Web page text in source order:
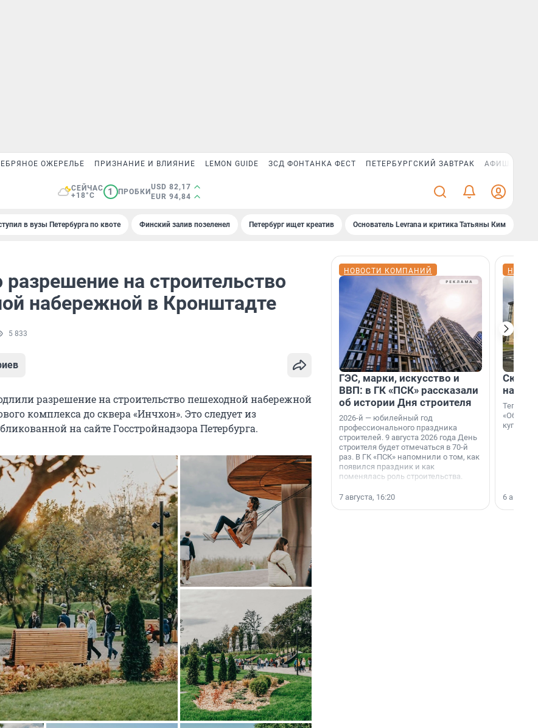
ОЖЕРЕЛЬЕ ПРИЗНАНИЕ И ВЛИЯНИЕ LEMON GUIDE ЗСД ФОНТАНКА ФЕСТ ПЕТЕРБУРГСКИЙ ЗАВТРАК АФИША PLUS
СЕЙЧАС
+18°C
1 ПРОБКИ
USD 82,17
EUR 94,84
в вузы Петербурга по квоте Финский залив позеленел Петербург ищет креатив Основатель Levrana и критика Татьяны Ким
на строительство
набережной в Кронштадте
5 833
разрешение на строительство пешеходной набережной
комплекса до сквера «Инчхон». Это следует из
на сайте Госстройнадзора Петербурга.
НОВОСТИ КОМПАНИЙ
ГЭС, марки, искусство и
ВВП: в ГК «ПСК» рассказали
об истории Дня строителя
2026-й — юбилейный год
профессионального праздника
строителей. 9 августа 2026 года День
строителя будет отмечаться в 70-й
раз. В ГК «ПСК» напомнили о том, как
появился праздник и как
поменялась роль строительства.
7 августа, 16:20
на
Теперь
купить
6